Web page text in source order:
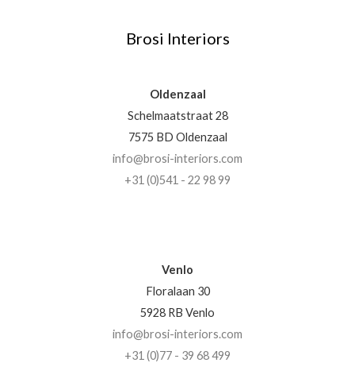
Brosi Interiors
Oldenzaal
Schelmaatstraat 28
7575 BD Oldenzaal
info@brosi-interiors.com
+31 (0)541 - 22 98 99
Venlo
Floralaan 30
5928 RB Venlo
info@brosi-interiors.com
+31 (0)77 - 39 68 499